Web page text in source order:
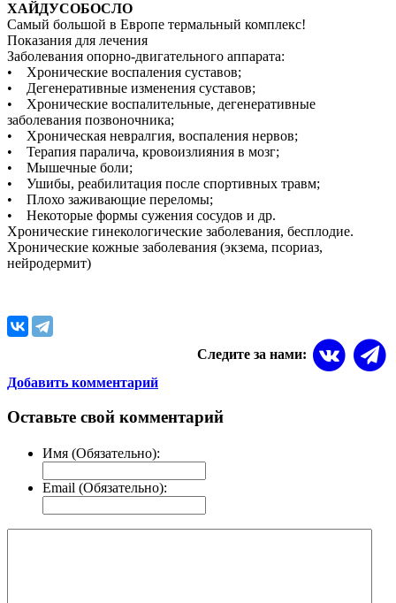
ХАЙДУСОБОСЛО
Самый большой в Европе термальный комплекс!
Показания для лечения
Заболевания опорно-двигательного аппарата:
• Хронические воспаления суставов;
• Дегенеративные изменения суставов;
• Хронические воспалительные, дегенеративные
заболевания позвоночника;
• Хроническая невралгия, воспаления нервов;
• Терапия паралича, кровоизлияния в мозг;
• Мышечные боли;
• Ушибы, реабилитация после спортивных травм;
• Плохо заживающие переломы;
• Некоторые формы сужения сосудов и др.
Хронические гинекологические заболевания, бесплодие.
Хронические кожные заболевания (экзема, псориаз,
нейродермит)
Следите за нами:
Добавить комментарий
Оставьте свой комментарий
Имя (Обязательно):
Email (Обязательно):